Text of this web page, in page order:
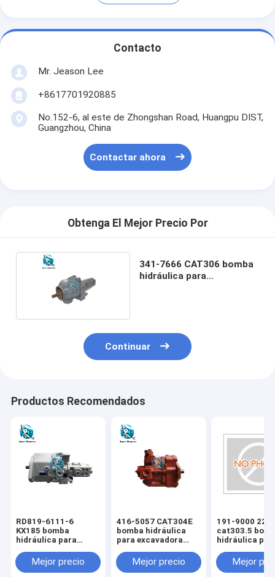
Contacto
Mr. Jeason Lee
+8617701920885
No.152-6, al este de Zhongshan Road, Huangpu DIST,
Guangzhou, China
Contactar ahora
Obtenga El Mejor Precio Por
341-7666 CAT306 bomba
hidráulica para
Continuar
Productos Recomendados
RD819-6111-6
KX185 bomba
hidráulica para
Mejor precio
416-5057 CAT304E
bomba hidráulica
para excavadora
Mejor precio
191-9000
cat303.5
hidráulica
Mejor